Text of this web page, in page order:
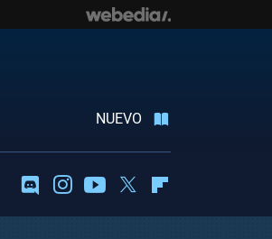
NUEVO
DiscordInstagramYoutubeTwitter